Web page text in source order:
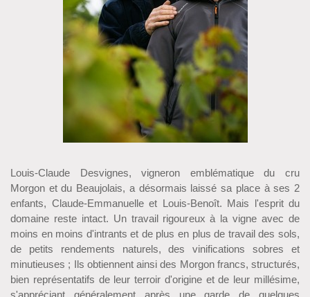
Louis-Claude Desvignes, vigneron emblématique du cru
Morgon et du Beaujolais, a désormais laissé sa place à ses 2
enfants, Claude-Emmanuelle et Louis-Benoît. Mais l'esprit du
domaine reste intact. Un travail rigoureux à la vigne avec de
moins en moins d'intrants et de plus en plus de travail des sols,
de petits rendements naturels, des vinifications sobres et
minutieuses ; Ils obtiennent ainsi des Morgon francs, structurés,
bien représentatifs de leur terroir d'origine et de leur millésime,
s'appréciant généralement après une garde de quelques